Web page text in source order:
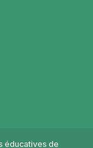
nouvel onglet.
onglet.
s'ouvrira dans un nouvel
onglet.
onglet.
éducatives de